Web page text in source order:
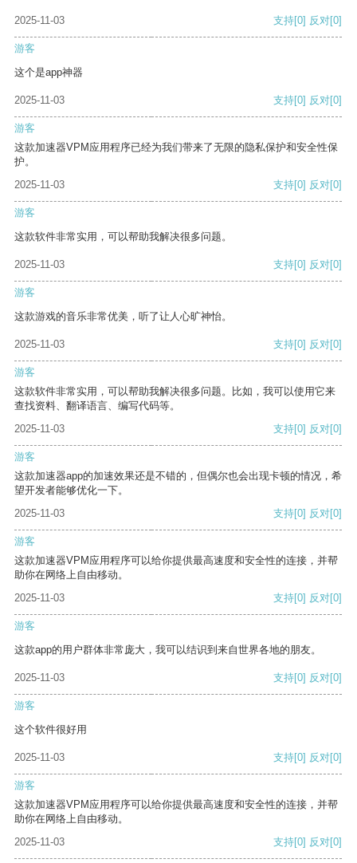
2025-11-03 支持[0] 反对[0]
游客
这个是app神器
2025-11-03 支持[0] 反对[0]
游客
这款加速器VPM应用程序已经为我们带来了无限的隐私保护和安全性保
护。
2025-11-03
支持[0] 反对[0]
游客
这款软件非常实用，可以帮助我解决很多问题。
2025-11-03 支持[0] 反对[0]
游客
这款游戏的音乐非常优美，听了让人心旷神怡。
2025-11-03 支持[0] 反对[0]
游客
这款软件非常实用，可以帮助我解决很多问题。比如，我可以使用它来
查找资料、翻译语言、编写代码等。
2025-11-03
支持[0] 反对[0]
游客
这款加速器app的加速效果还是不错的，但偶尔也会出现卡顿的情况，希
望开发者能够优化一下。
2025-11-03
支持[0] 反对[0]
游客
这款加速器VPM应用程序可以给你提供最高速度和安全性的连接，并帮
助你在网络上自由移动。
2025-11-03
支持[0] 反对[0]
游客
这款app的用户群体非常庞大，我可以结识到来自世界各地的朋友。
2025-11-03 支持[0] 反对[0]
游客
这个软件很好用
2025-11-03 支持[0] 反对[0]
游客
这款加速器VPM应用程序可以给你提供最高速度和安全性的连接，并帮
助你在网络上自由移动。
2025-11-03
支持[0] 反对[0]